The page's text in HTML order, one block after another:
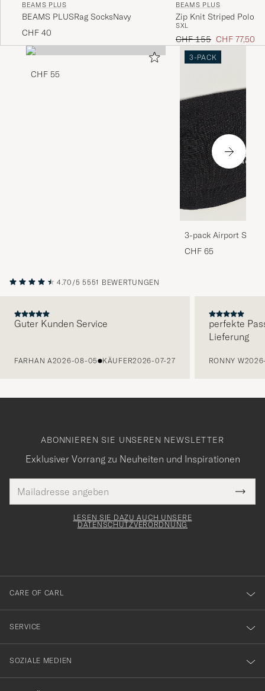
BEAMS PLUS
BEAMS PLUSRag SocksNavy
CHF 40
BEAMS PLUS
Zip Knit Striped Polo
SXL
Regulärer Preis
CHF 155 Reduzierter
CHF 77,50
CHF 55
3-PACK
3-pack Airport
Melange
CHF 65
4.70/5 5551 BEWERTUNGEN
Guter Kunden Service
FARHAN A2026-08-05 KÄUFER2026-07-27
perfekte
Lieferung
RONNY W
ABONNIEREN SIE UNSEREN NEWSLETTER
Exklusiver Vorrang zu Neuheiten und Inspirationen
Mail
Adresse
Tack
för
dig
till
vårt
nyhetsbrev!
LESEN SIE DAZU AUCH UNSERE
DATENSCHUTZVERORDNUNG
CARE OF CARL
SERVICE
SOZIALE MEDIEN